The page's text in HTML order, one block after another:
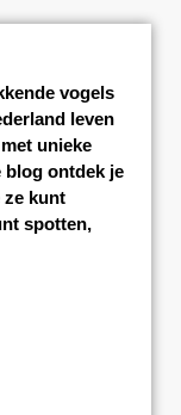
vogels
leven
unieke
blog ontdek je
ze kunt
spotten,